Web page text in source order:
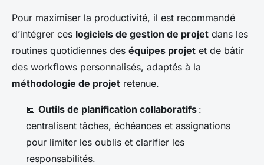
Pour maximiser la productivité, il est recommandé
d’intégrer ces logiciels de gestion de projet dans les
routines quotidiennes des équipes projet et de bâtir
des workflows personnalisés, adaptés à la
méthodologie de projet retenue.
📅 Outils de planification collaboratifs :
centralisent tâches, échéances et assignations
pour limiter les oublis et clarifier les
responsabilités.